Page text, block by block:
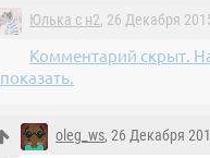
Юлька с н2, 26 Декабря
Комментарий скрыт.
показать.
oleg_ws, 26 Декабря